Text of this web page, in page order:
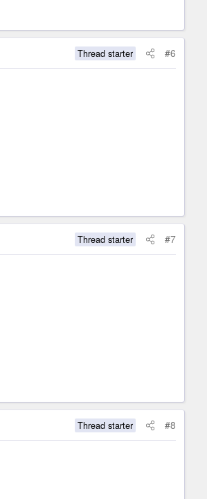
Thread starter #6
Thread starter #7
Thread starter #8